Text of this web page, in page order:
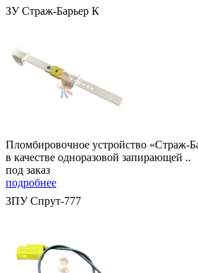
ЗУ Страж-Барьер К
Пломбировочное устройство «Страж-
в качестве одноразовой запирающей ..
под заказ
подробнее
ЗПУ Спрут-777